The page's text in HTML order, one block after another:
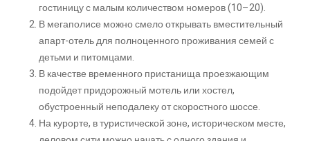
гостиницу с малым количеством номеров (10–20).
В мегаполисе можно смело открывать вместительный
апарт-отель для полноценного проживания семей с
детьми и питомцами.
В качестве временного пристанища проезжающим
подойдет придорожный мотель или хостел,
обустроенный неподалеку от скоростного шоссе.
На курорте, в туристической зоне, историческом месте,